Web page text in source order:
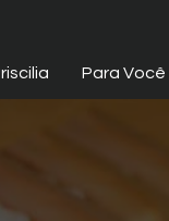
Para Você